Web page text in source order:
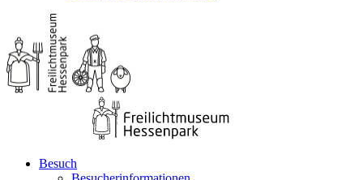
Besuch